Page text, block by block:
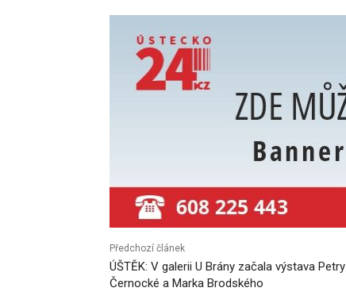
Předchozí článek
ÚŠTĚK: V galerii U Brány začala výstava Petry
Černocké a Marka Brodského